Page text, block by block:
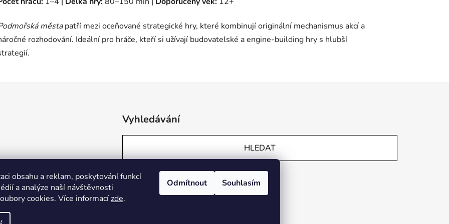
obsahu a reklam, poskytování funkcí
a analýze naší návštěvnosti
cookies. Více informacízde.
Odmítnout Souhlasím
města patří mezi oceňované strategické hry, které kombinují originální mechanismus akcí a
rozhodování. Ideální pro hráče, kteří si užívají budovatelské a engine-building hry s hlubší
Vyhledávání
HLEDAT